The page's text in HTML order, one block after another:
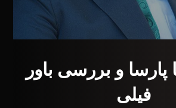
پارسا و بررسی باور
فیلی